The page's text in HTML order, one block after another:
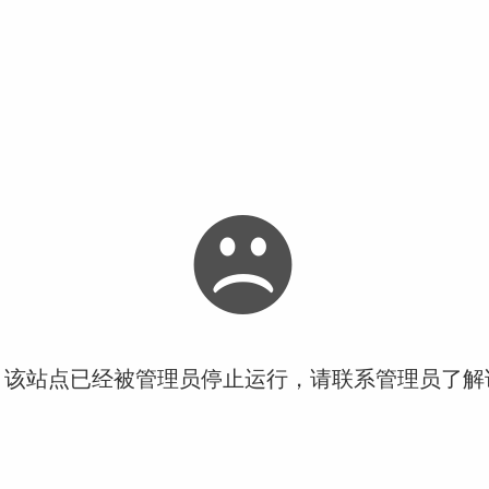
站点已经被管理员停止运行，请联系管理员了